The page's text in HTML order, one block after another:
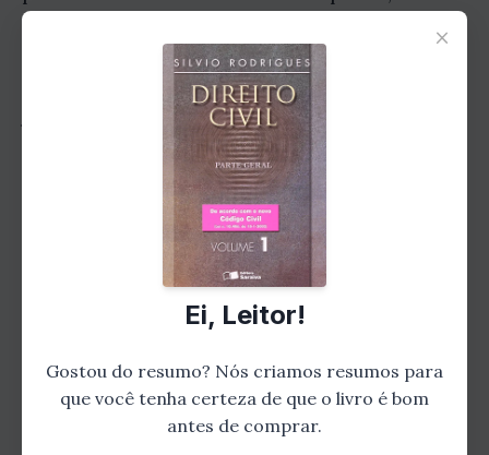
Rodrigues explora todas as nuances desse
conceito, explicando os critérios para
estabelecer o domicílio e as consequências
jurídicas dessa escolha. Ele também aborda
situações especiais, como o domicílio do
militar, do marítimo e do preso.
×
Ei, Leitor!
Gostou do resumo? Nós criamos resumos para
que você tenha certeza de que o livro é bom
antes de comprar.